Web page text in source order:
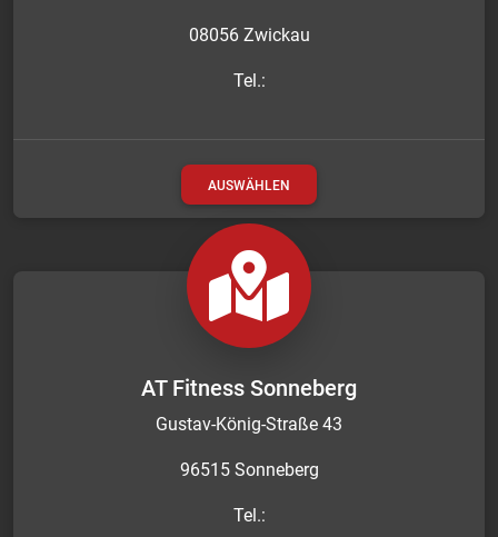
08056 Zwickau
Tel.:
AUSWÄHLEN
AT Fitness Sonneberg
Gustav-König-Straße 43
96515 Sonneberg
Tel.: